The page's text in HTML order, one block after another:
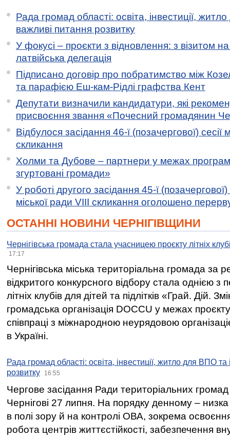
Рада громад області: освіта, інвестиції,
важливі питання розвитку
У фокусі – проєкти з відновлення: з візитом
латвійська делегація
Підписано договір про побратимство між
та парафією Еш-кам-Рідлі графства Кент
Депутати визначили кандидатури, які
присвоєння звання «Почесний громадянин
Відбулося засідання 46-ї (позачергової) сесії
скликання
Холми та Дубове – партнери у межах
згуртовані громади»
У роботі другого засідання 45-ї (позачергової)
міської ради VIII скликання оголошено
ОСТАННІ НОВИНИ ЧЕРНІГІВЩИНИ
Чернігівська громада стала учасницею проєкту літніх
17:17
Чернігівська міська територіальна громада за
відкритого конкурсного відбору стала однією
літніх клубів для дітей та підлітків «Грай. Дій.
громадська організація DOCCU у межах
співпраці з міжнародною неурядовою
в Україні.
Рада громад області: освіта, інвестиції, житло для ВПО
розвитку
16:55
Чергове засідання Ради територіальних громад
Чернігові 27 липня. На порядку денному –
в полі зору й на контролі ОВА, зокрема освоєння
робота центрів життєстійкості, забезпечення